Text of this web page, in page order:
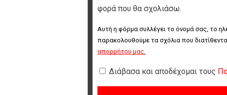
φορά που θα σχολιάσω.
Αυτή η φόρμα συλλέγει το όνομά σας, το
παρακολουθούμε τα σχόλια που
απορρήτου μας.
Διάβασα και αποδέχομαι τους